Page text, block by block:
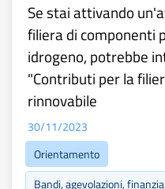
Se stai attivando
filiera di componenti
idrogeno, potrebbe
"Contributi per la
rinnovabile
30/11/2023
Orientamento
Bandi, agevolazioni,